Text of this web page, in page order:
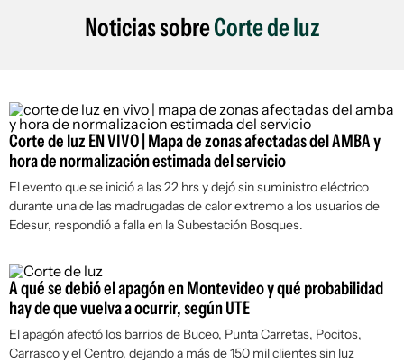
Noticias sobreCorte de luz
Corte de luz EN VIVO | Mapa de zonas afectadas del AMBA y
hora de normalización estimada del servicio
El evento que se inició a las 22 hrs y dejó sin suministro eléctrico
durante una de las madrugadas de calor extremo a los usuarios de
Edesur, respondió a falla en la Subestación Bosques.
A qué se debió el apagón en Montevideo y qué probabilidad
hay de que vuelva a ocurrir, según UTE
El apagón afectó los barrios de Buceo, Punta Carretas, Pocitos,
Carrasco y el Centro, dejando a más de 150 mil clientes sin luz